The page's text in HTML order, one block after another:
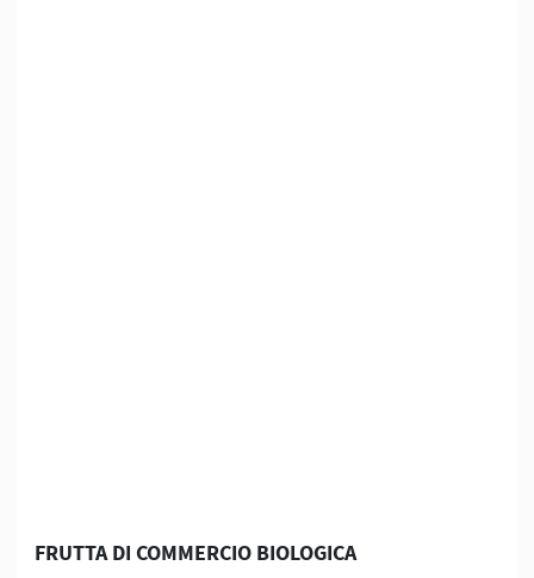
FRUTTA DI COMMERCIO BIOLOGICA